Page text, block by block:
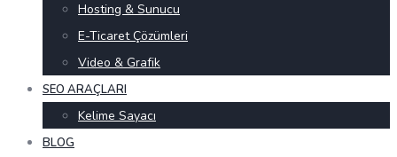
Hosting & Sunucu
E-Ticaret Çözümleri
Video & Grafik
SEO ARAÇLARI
Kelime Sayacı
BLOG